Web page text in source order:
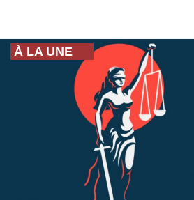
À LA UNE